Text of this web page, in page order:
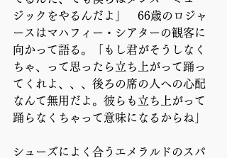
ジックをやるんだよ」　66歳のロジャ
ースはマハフィー・シアターの観客に
向かって語る。「もし君がそうしなく
ちゃ、って思ったら立ち上がって踊っ
てくれよ、、、後ろの席の人への心配
なんて無用だよ。彼らも立ち上がって
踊らなくちゃって意味になるからね」
シューズによく合うエメラルドのスパ